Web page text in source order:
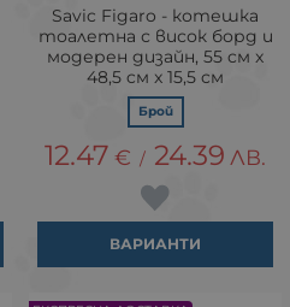
Savic Figaro - котешка
тоалетна с висок борд и
модерен дизайн, 55 cм x
48,5 cм x 15,5 cм
Брой
12.47 € / 24.39 ЛВ.
ВАРИАНТИ